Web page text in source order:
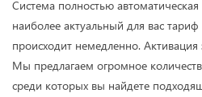
Система полностью
наиболее актуальный для вас
происходит немедленно.
Мы предлагаем огромное
среди которых вы найдете